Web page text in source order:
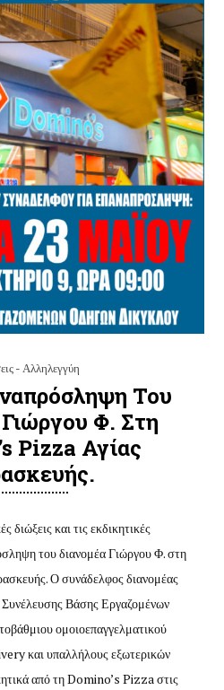
- Αλληλεγγύη
Του
Φ. Στη
Pizza Αγίας
διώξεις και τις εκδικητικές
του διανομέα Γιώργου Φ. στη
Ο συνάδελφος διανομέας
Συνέλευσης Βάσης Εργαζομένων
ομοιοεπαγγελματικού
και υπαλλήλους εξωτερικών
από τη Domino’s Pizza στις